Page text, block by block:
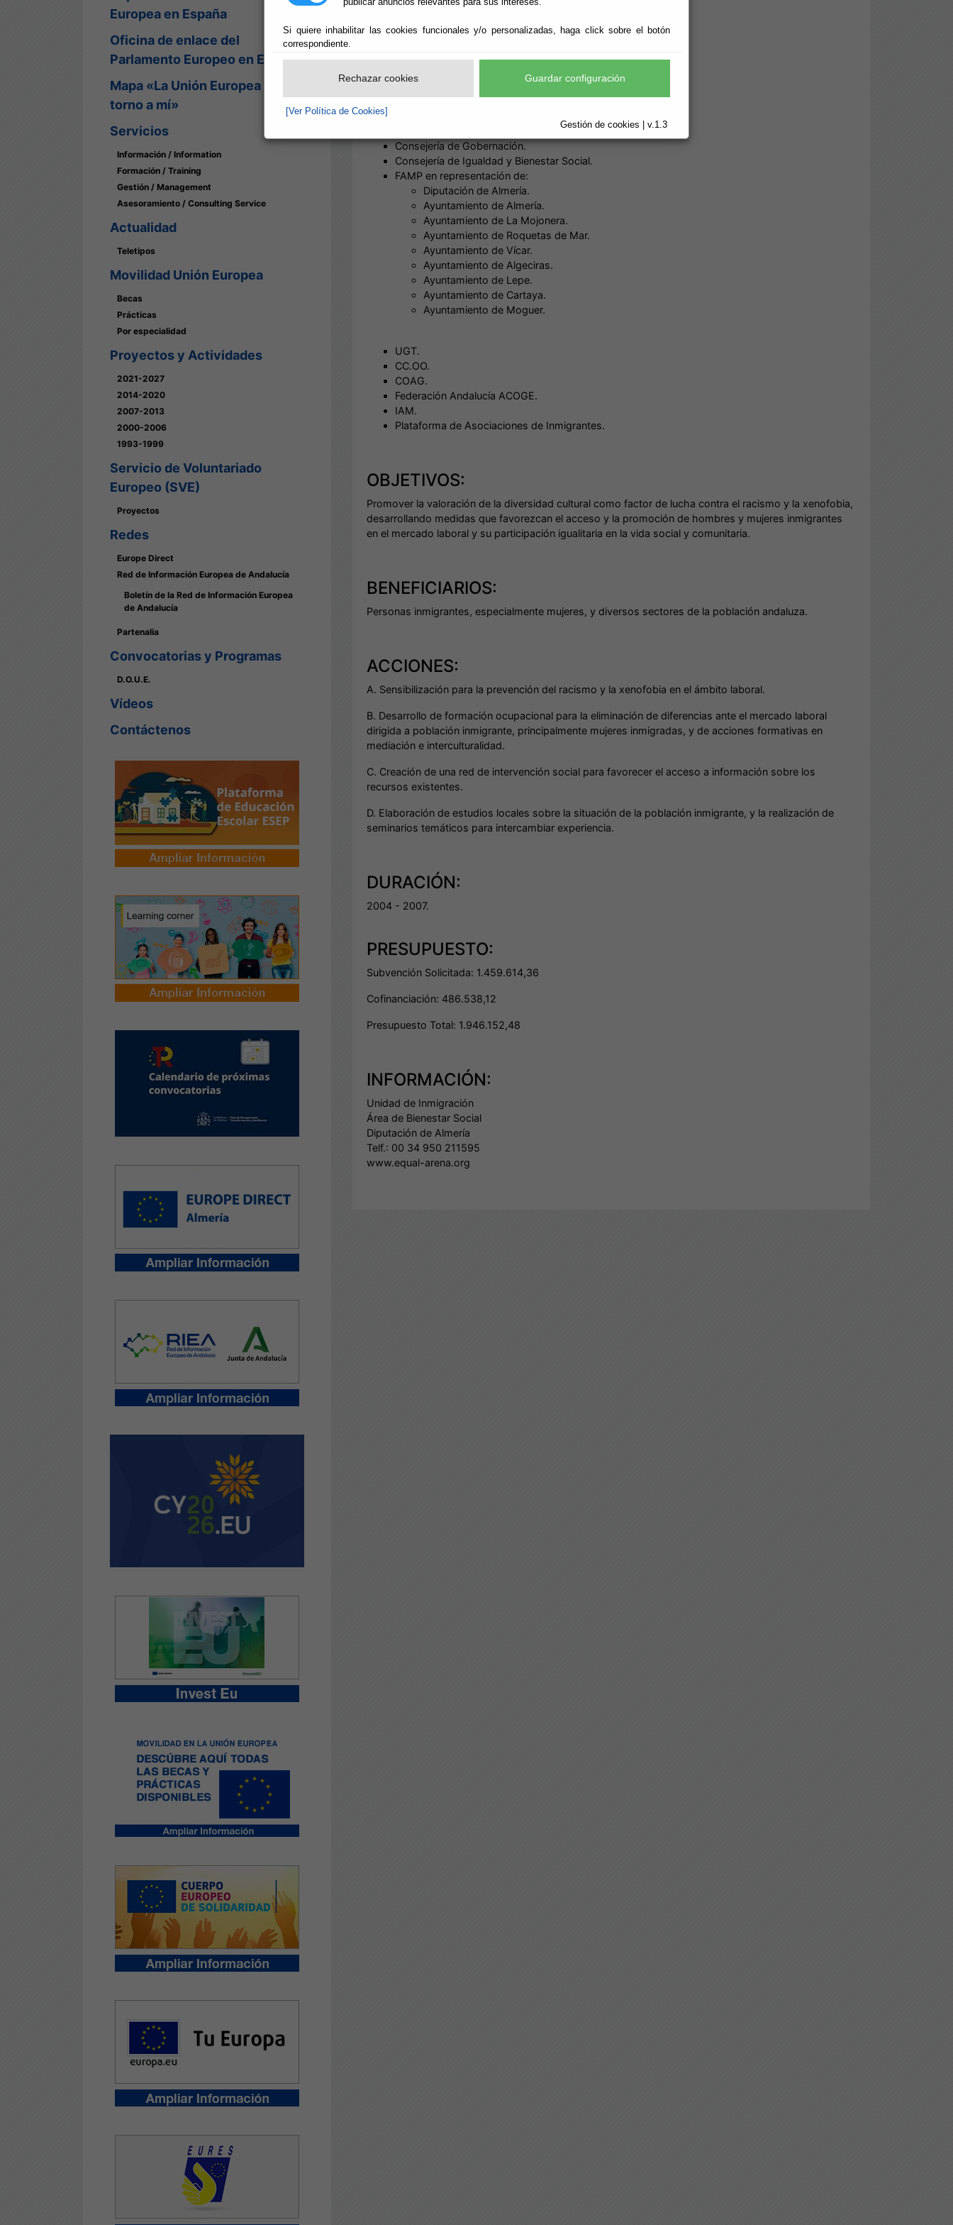
Si quiere inhabilitar las cookies funcionales y/o personalizadas, haga click sobre el botón
correspondiente.
Rechazar cookies Guardar configuración
[Ver Política de Cookies]
Gestión de cookies | v.1.3
Europea en España
Oficina de enlace del
Parlamento Europeo en España
Mapa «La Unión Europea en
torno a mí»
Servicios
Información / Information
Formación / Training
Gestión / Management
Asesoramiento / Consulting Service
Actualidad
Teletipos
Movilidad Unión Europea
Becas
Prácticas
Por especialidad
Proyectos y Actividades
2021-2027
2014-2020
2007-2013
2000-2006
1993-1999
Servicio de Voluntariado
Europeo (SVE)
Proyectos
Redes
Europe Direct
Red de Información Europea de Andalucía
Boletín de la Red de Información Europea
de Andalucía
Partenalia
Convocatorias y Programas
D.O.U.E.
Vídeos
Contáctenos
PARTENARIADO:
Socio Responsable: Junta de Andalucía. Consejería de Empleo.
Socios:
Consejería de Gobernación.
Consejería de Igualdad y Bienestar Social.
FAMP en representación de:
Diputación de Almería.
Ayuntamiento de Almería.
Ayuntamiento de La Mojonera.
Ayuntamiento de Roquetas de Mar.
Ayuntamiento de Vícar.
Ayuntamiento de Algeciras.
Ayuntamiento de Lepe.
Ayuntamiento de Cartaya.
Ayuntamiento de Moguer.
UGT.
CC.OO.
COAG.
Federación Andalucía ACOGE.
IAM.
Plataforma de Asociaciones de Inmigrantes.
OBJETIVOS:
Promover la valoración de la diversidad cultural como factor de lucha contra el racismo y la xenofobia,
desarrollando medidas que favorezcan el acceso y la promoción de hombres y mujeres inmigrantes
en el mercado laboral y su participación igualitaria en la vida social y comunitaria.
BENEFICIARIOS:
Personas inmigrantes, especialmente mujeres, y diversos sectores de la población andaluza.
ACCIONES:
A. Sensibilización para la prevención del racismo y la xenofobia en el ámbito laboral.
B. Desarrollo de formación ocupacional para la eliminación de diferencias ante el mercado laboral
dirigida a población inmigrante, principalmente mujeres inmigradas, y de acciones formativas en
mediación e interculturalidad.
C. Creación de una red de intervención social para favorecer el acceso a información sobre los
recursos existentes.
D. Elaboración de estudios locales sobre la situación de la población inmigrante, y la realización de
seminarios temáticos para intercambiar experiencia.
DURACIÓN:
2004 - 2007.
PRESUPUESTO:
Subvención Solicitada: 1.459.614,36
Cofinanciación: 486.538,12
Presupuesto Total: 1.946.152,48
INFORMACIÓN:
Unidad de Inmigración
Área de Bienestar Social
Diputación de Almería
Telf.: 00 34 950 211595
www.equal-arena.org